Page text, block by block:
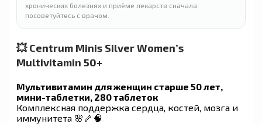
хронических болезнях и приёме лекарств сначала
посоветуйтесь с врачом.
💥 Centrum Minis Silver Women’s
Multivitamin 50+
Мультивитамин для женщин старше 50 лет,
мини-таблетки, 280 таблеток
Комплексная поддержка сердца, костей, мозга и
иммунитета 🌸🦴🧠